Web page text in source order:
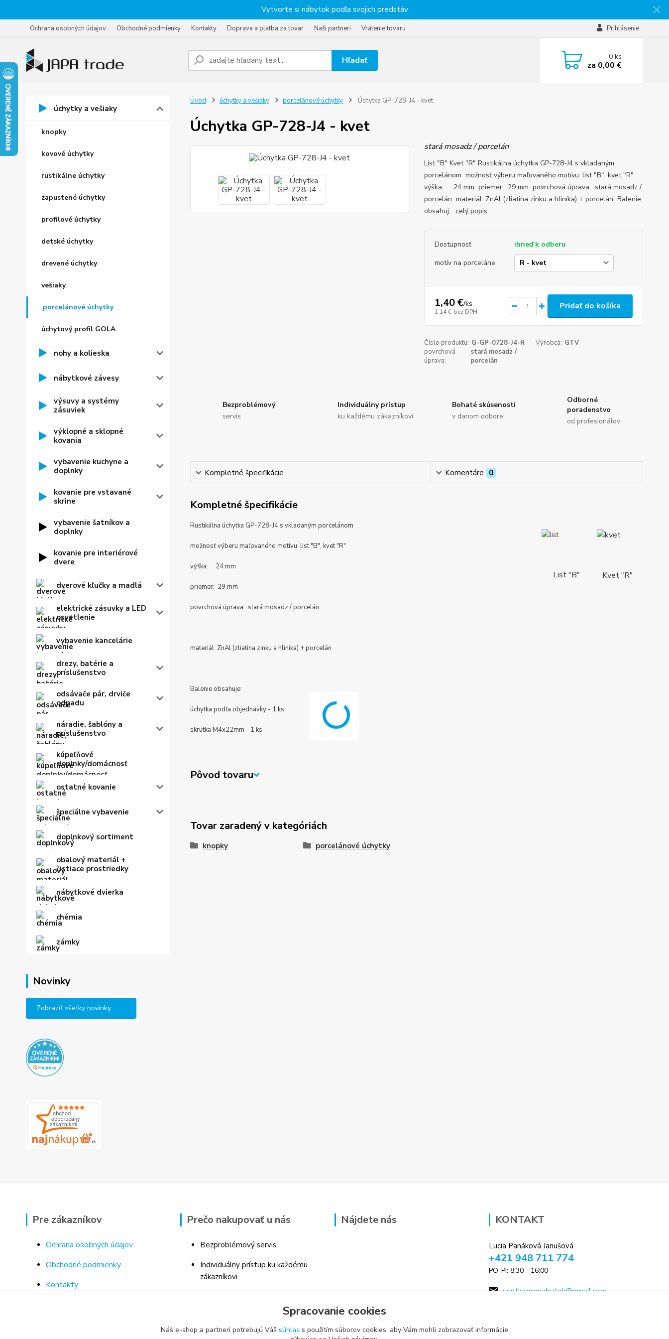
Vytvorte si nábytok podľa svojich predstáv
Ochrana osobných údajov Obchodné podmienky Kontakty Doprava a platba za tovar Naši partneri Vrátenie tovaru Prihlásenie
Hľadať 0ks
za 0,00 €
úchytky a vešiaky
knopky
kovové úchytky
rustikálne úchytky
zapustené úchytky
profilové úchytky
detské úchytky
drevené úchytky
vešiaky
porcelánové úchytky
úchytový profil GOLA
nohy a kolieska
nábytkové závesy
výsuvy a systémy
zásuviek
výklopné a sklopné
kovania
vybavenie kuchyne a
doplnky
kovanie pre vstavané
skrine
vybavenie šatníkov a
doplnky
kovanie pre interiérové
dvere
dverové kľučky a madlá
elektrické zásuvky a LED
osvetlenie
vybavenie kancelárie
drezy, batérie a
príslušenstvo
odsávače pár, drviče
odpadu
náradie, šablóny a
príslušenstvo
kúpeľňové
doplnky/domácnosť
ostatné kovanie
špeciálne vybavenie
doplnkový sortiment
obalový materiál +
čistiace prostriedky
nábytkové dvierka
chémia
zámky
Novinky
Zobraziť všetky novinky
Úvod úchytky a vešiaky porcelánové úchytky Úchytka GP-728-J4 - kvet
Úchytka GP-728-J4 - kvet
stará mosadz / porcelán
List "B" Kvet "R" Rustikálna úchytka GP-728-J4 s vkladaným
porcelánom možnosť výberu maľovaného motívu: list "B", kvet "R"
výška: 24 mm priemer: 29 mm povrchová úprava: stará mosadz /
porcelán materiál: ZnAl (zliatina zinku a hliníka) + porcelán Balenie
obsahuj... celý popis
Dostupnosť
ihneď k odberu
motív na porceláne:
1,40 €/ks
1,14 € bez DPH
Pridať do košíka
Číslo produktu: G-GP-0728-J4-R Výrobca: GTV
povrchová
úprava:
stará mosadz /
porcelán
Bezproblémový
servis
Individuálny prístup
ku každému zákazníkovi
Bohaté skúsenosti
v danom odbore
Odborné
poradenstvo
od profesionálov
Kompletné špecifikácie Komentáre 0
Kompletné špecifikácie
List "B" Kvet "R"
Rustikálna úchytka GP-728-J4 s vkladaným porcelánom
možnosť výberu maľovaného motívu: list "B", kvet "R"
výška: 24 mm
priemer: 29 mm
povrchová úprava: stará mosadz / porcelán
materiál: ZnAl (zliatina zinku a hliníka) + porcelán
Balenie obsahuje:
úchytka podľa objednávky - 1 ks
skrutka M4x22mm - 1 ks
Pôvod tovaru
Tovar zaradený v kategóriách
knopky porcelánové úchytky
Pre zákazníkov
Ochrana osobných údajov
Obchodné podmienky
Kontakty
Prečo nakupovať u nás
Bezproblémový servis
Individuálny prístup ku každému
zákazníkovi
poradenstvo
Nájdete nás KONTAKT
Lucia Panáková Janušová
+421 948 711 774
PO-PI: 8:30 - 16:00
vsetkoprenabytok@gmail.com
Spracovanie cookies
Náš e-shop a partneri potrebujú Váš súhlas s použitím súborov cookies, aby Vám mohli zobrazovať informácie